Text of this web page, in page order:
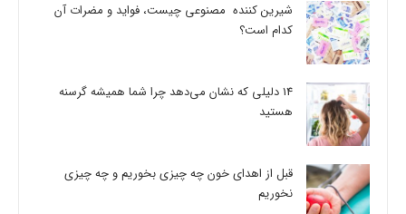
شیرین کننده مصنوعی چیست، فواید و مضرات آن
کدام است؟
14 دلیلی که نشان می‌دهد چرا شما همیشه گرسنه
هستید
قبل از اهدای خون چه چیزی بخوریم و چه چیزی
نخوریم